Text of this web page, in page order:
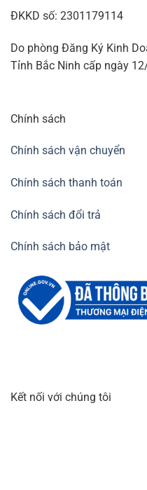
ĐKKD số: 2301179114
Do phòng Đăng Ký Kinh
Tỉnh Bắc Ninh cấp ngày
Chính sách
Chính sách vận chuyển
Chính sách thanh toán
Chính sách đổi trả
Chính sách bảo mật
Kết nối với chúng tôi